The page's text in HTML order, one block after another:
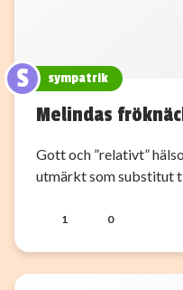
S sympatrik
Melindas
Gott och ”relativt”
utmärkt som substitut
1 0